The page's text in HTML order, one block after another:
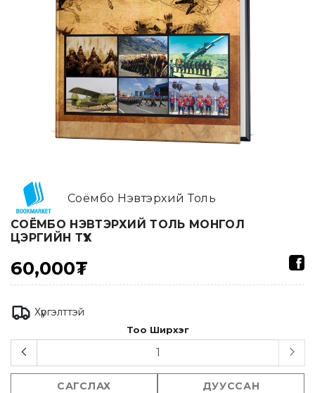
Соёмбо Нэвтэрхий Толь
СОЁМБО НЭВТЭРХИЙ ТОЛЬ МОНГОЛ
ЦЭРГИЙН ТҮҮХ
60,000₮
Хүргэлттэй
Тоо Ширхэг
САГСЛАХ ДУУССАН